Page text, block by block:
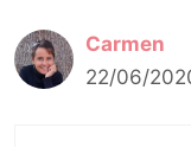
Carmen
22/06/